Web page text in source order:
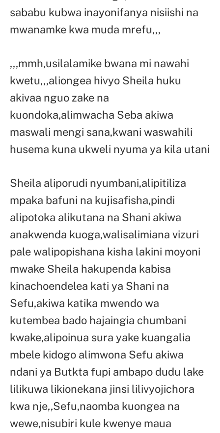
sababu kubwa inayonifanya nisiishi na
mwanamke kwa muda mrefu,,,
,,,mmh,usilalamike bwana mi nawahi
kwetu,,,aliongea hivyo Sheila huku
akivaa nguo zake na
kuondoka,alimwacha Seba akiwa
maswali mengi sana,kwani waswahili
husema kuna ukweli nyuma ya kila utani
Sheila aliporudi nyumbani,alipitiliza
mpaka bafuni na kujisafisha,pindi
alipotoka alikutana na Shani akiwa
anakwenda kuoga,walisalimiana vizuri
pale walipopishana kisha lakini moyoni
mwake Sheila hakupenda kabisa
kinachoendelea kati ya Shani na
Sefu,akiwa katika mwendo wa
kutembea bado hajaingia chumbani
kwake,alipoinua sura yake kuangalia
mbele kidogo alimwona Sefu akiwa
ndani ya Butkta fupi ambapo dudu lake
lilikuwa likionekana jinsi lilivyojichora
kwa nje,,Sefu,naomba kuongea na
wewe,nisubiri kule kwenye maua